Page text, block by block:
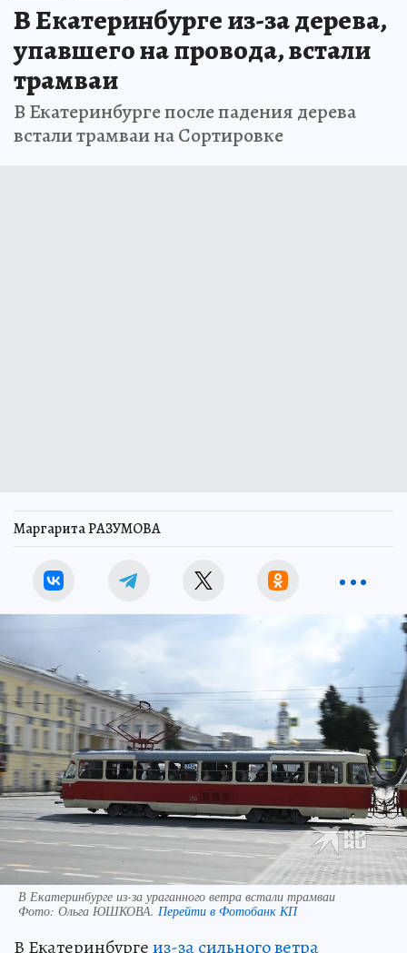
В Екатеринбурге из-за дерева,
упавшего на провода, встали
трамваи
В Екатеринбурге после падения дерева
встали трамваи на Сортировке
Маргарита РАЗУМОВА
В Екатеринбурге из-за ураганного ветра встали трамваи
Фото: Ольга ЮШКОВА. Перейти в Фотобанк КП
В Екатеринбургеиз-за сильного ветра